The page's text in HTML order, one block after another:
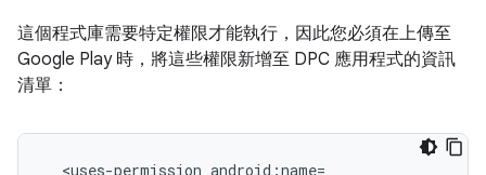
這個程式庫需要特定權限才能執行，因此您必須在上傳至
Google Play 時，將這些權限新增至 DPC 應用程式的資訊
清單：
<uses-permission